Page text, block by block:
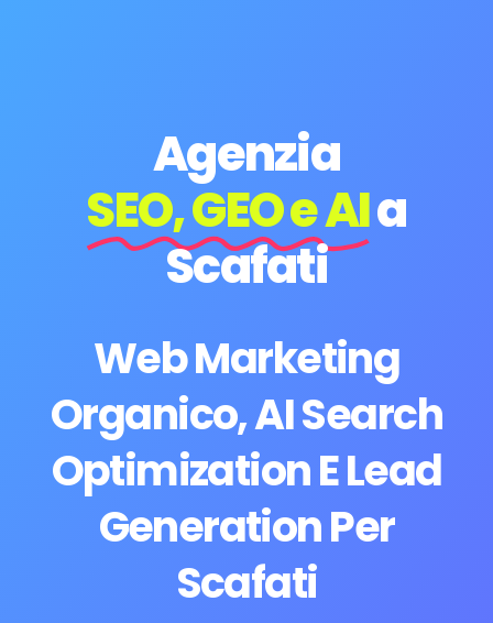
Agenzia
SEO, GEO e AIa
Scafati
Web Marketing
Organico, AI Search
Optimization E Lead
Generation Per
Scafati